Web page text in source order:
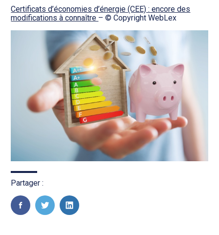
Certificats d’économies d’énergie (CEE) : encore des
modifications à connaître – © Copyright WebLex
Partager :
FaceBook
TwitterLinkedIn